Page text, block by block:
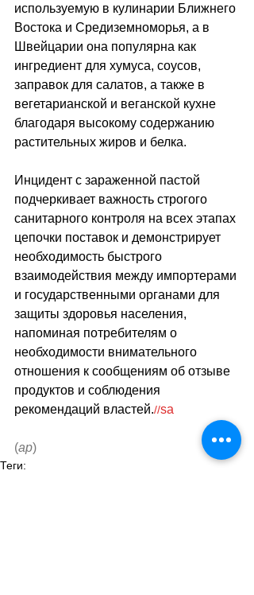
используемую в кулинарии Ближнего
Востока и Средиземноморья, а в
Швейцарии она популярна как
ингредиент для хумуса, соусов,
заправок для салатов, а также в
вегетарианской и веганской кухне
благодаря высокому содержанию
растительных жиров и белка.
Инцидент с зараженной пастой
подчеркивает важность строгого
санитарного контроля на всех этапах
цепочки поставок и демонстрирует
необходимость быстрого
взаимодействия между импортерами
и государственными органами для
защиты здоровья населения,
напоминая потребителям о
необходимости внимательного
отношения к сообщениям об отзыве
продуктов и соблюдения
рекомендаций властей.//sa
(ар)
Теги: